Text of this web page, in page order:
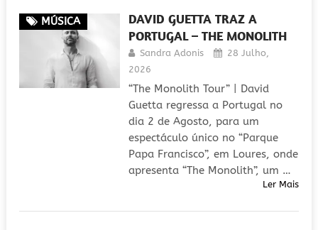
MÚSICA
DAVID GUETTA TRAZ A
PORTUGAL – THE MONOLITH
Sandra Adonis
28 Julho,
2026
“The Monolith Tour” | David
Guetta regressa a Portugal no
dia 2 de Agosto, para um
espectáculo único no “Parque
Papa Francisco”, em Loures, onde
apresenta “The Monolith”, um …
Ler Mais